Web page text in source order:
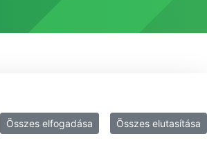
Összes elfogadása Összes elutasítása